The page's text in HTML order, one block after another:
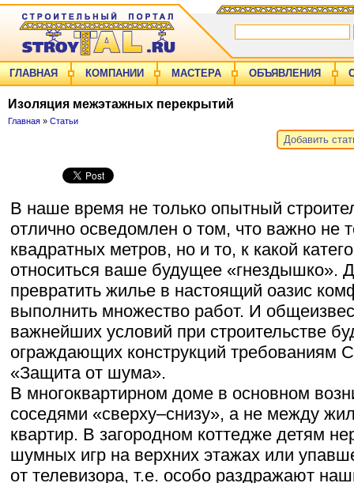
ГЛАВНАЯ КОМПАНИИ МАСТЕРА ОБЪЯВЛЕНИЯ
Изоляция межэтажных перекрытий
Главная » Статьи
Добавить
В наше время не только опытный
отлично осведомлен о том, что важно не
квадратных метров, но и то, к какой
относиться ваше будущее «гнездышко».
превратить жилье в настоящий оазис
выполнить множество работ. И
важнейших условий при строительстве
ограждающих конструкций требованиям
«Защита от шума».
В многоквартирном доме в основном
соседями «сверху–снизу», а не между
квартир. В загородном коттедже детям
шумных игр на верхних этажах или
от телевизора, т.е. особо раздражают